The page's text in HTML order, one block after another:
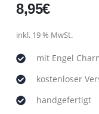
8,95€
inkl. 19 % MwSt.
mit Engel
kostenloser
handgefertigt